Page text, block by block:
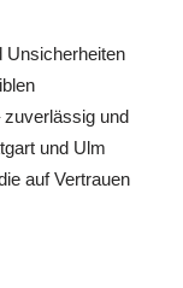
Unsicherheiten
zuverlässig und
und Ulm
auf Vertrauen